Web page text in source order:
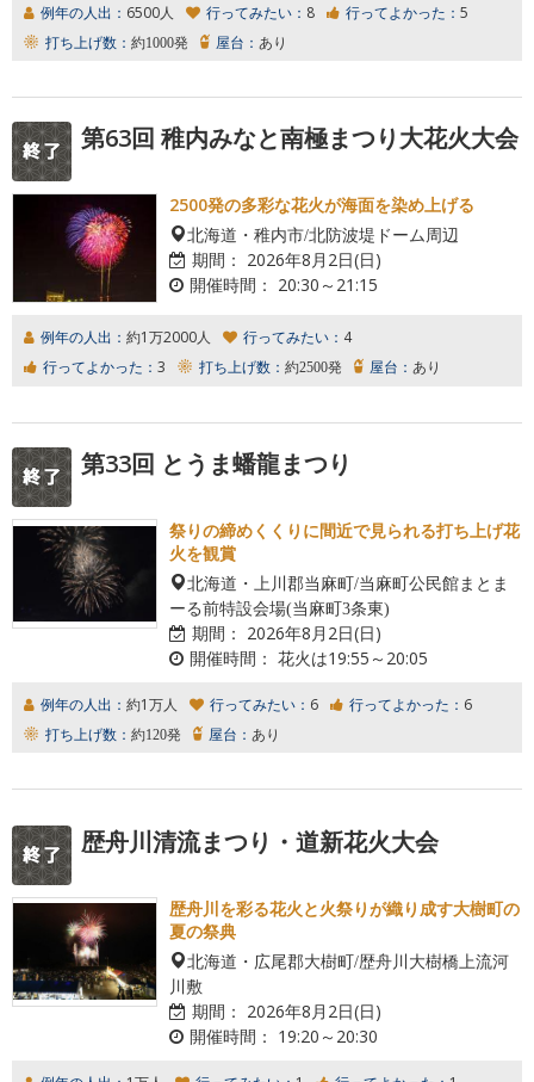
例年の人出： 6500人 行ってみたい： 8 行ってよかった： 5
打ち上げ数： 約1000発 屋台： あり
第63回 稚内みなと南極まつり大花火大会
2500発の多彩な花火が海面を染め上げる
北海道・稚内市/北防波堤ドーム周辺
期間： 2026年8月2日(日)
開催時間： 20:30～21:15
例年の人出： 約1万2000人 行ってみたい： 4
行ってよかった： 3 打ち上げ数： 約2500発 屋台： あり
第33回 とうま蟠龍まつり
祭りの締めくくりに間近で見られる打ち上げ花
火を観賞
北海道・上川郡当麻町/当麻町公民館まとま
ーる前特設会場(当麻町3条東)
期間： 2026年8月2日(日)
開催時間： 花火は19:55～20:05
例年の人出： 約1万人 行ってみたい： 6 行ってよかった： 6
打ち上げ数： 約120発 屋台： あり
歴舟川清流まつり・道新花火大会
歴舟川を彩る花火と火祭りが織り成す大樹町の
夏の祭典
北海道・広尾郡大樹町/歴舟川大樹橋上流河
川敷
期間： 2026年8月2日(日)
開催時間： 19:20～20:30